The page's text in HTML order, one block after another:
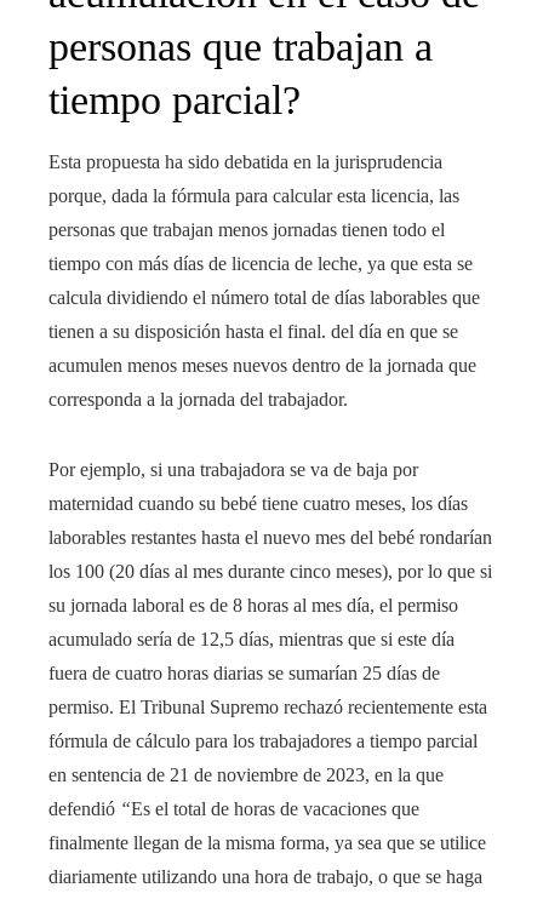
personas que trabajan a
tiempo parcial?
Esta propuesta ha sido debatida en la jurisprudencia
porque, dada la fórmula para calcular esta licencia, las
personas que trabajan menos jornadas tienen todo el
tiempo con más días de licencia de leche, ya que esta se
calcula dividiendo el número total de días laborables que
tienen a su disposición hasta el final. del día en que se
acumulen menos meses nuevos dentro de la jornada que
corresponda a la jornada del trabajador.
Por ejemplo, si una trabajadora se va de baja por
maternidad cuando su bebé tiene cuatro meses, los días
laborables restantes hasta el nuevo mes del bebé rondarían
los 100 (20 días al mes durante cinco meses), por lo que si
su jornada laboral es de 8 horas al mes día, el permiso
acumulado sería de 12,5 días, mientras que si este día
fuera de cuatro horas diarias se sumarían 25 días de
permiso. El Tribunal Supremo rechazó recientemente esta
fórmula de cálculo para los trabajadores a tiempo parcial
en sentencia de 21 de noviembre de 2023, en la que
defendió “Es el total de horas de vacaciones que
finalmente llegan de la misma forma, ya sea que se utilice
diariamente utilizando una hora de trabajo, o que se haga